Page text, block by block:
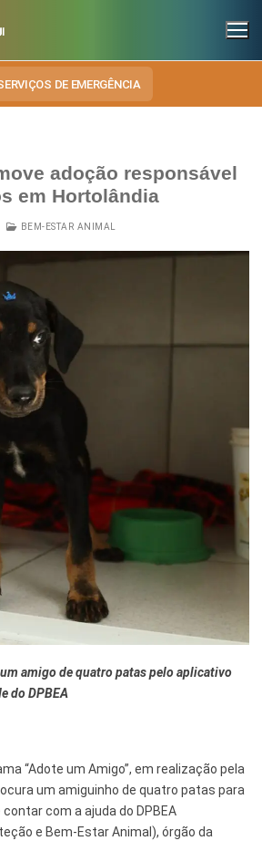
DE EMERGÊNCIA
Trabalho, Turismo e Inovação
Tecnologia
Social
Sustentável e Assuntos
adoção responsável
em Hortolândia
BEM-ESTAR ANIMAL
amigo de quatro patas pelo aplicativo
do DPBEA
“Adote um Amigo”, em realização pela
um amiguinho de quatro patas para
com a ajuda do DPBEA
e Bem-Estar Animal), órgão da